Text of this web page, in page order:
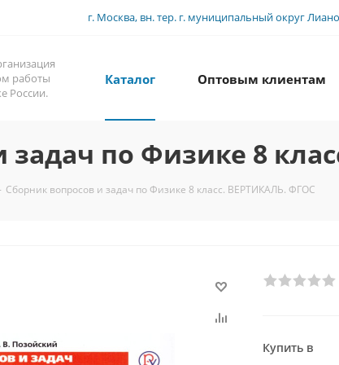
г. Москва, вн. тер. г. муниципальный округ
работы
России.
Каталог Оптовым клиентам
задач по Физике 8
Сборник вопросов и задач по Физике 8 класс. ВЕРТИКАЛЬ. ФГОС
Купить в